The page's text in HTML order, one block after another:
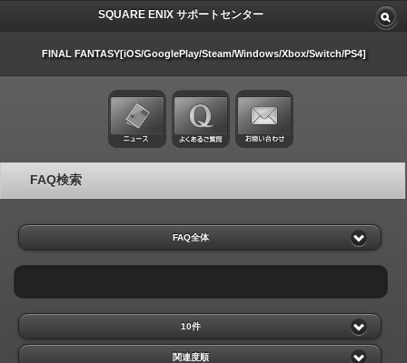
SQUARE ENIX サポートセンター
FINAL FANTASY[iOS/GooglePlay/Steam/Windows/Xbox/Switch/PS4]
FAQ検索
FAQ全体
10件
関連度順